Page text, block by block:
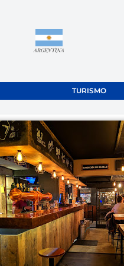
ARGENTINA
TURISMO